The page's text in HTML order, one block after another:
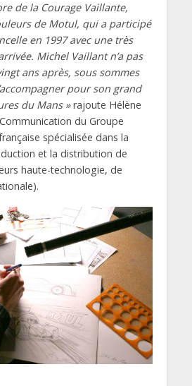
de la Courage Vaillante,
de Motul, qui a participé
en 1997 avec une très
Michel Vaillant n’a pas
ans après, sous sommes
pour son grand
du Mans »rajoute Hélène
du Groupe
spécialisée dans la
et la distribution de
haute-technologie, de